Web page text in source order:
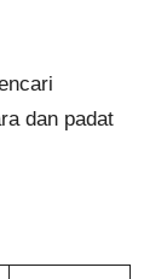
dan padat